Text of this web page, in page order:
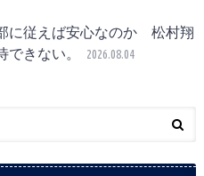
に従えば安心なのか 松村翔
できない。
2026.08.04